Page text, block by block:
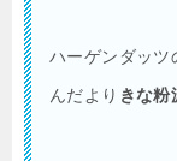
ハーゲンダッツ
んだより きな粉